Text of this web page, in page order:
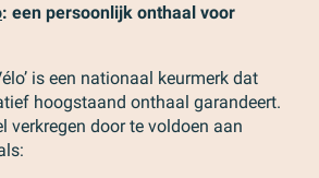
: een persoonlijk onthaal voor
is een nationaal keurmerk dat
hoogstaand onthaal garandeert.
verkregen door te voldoen aan